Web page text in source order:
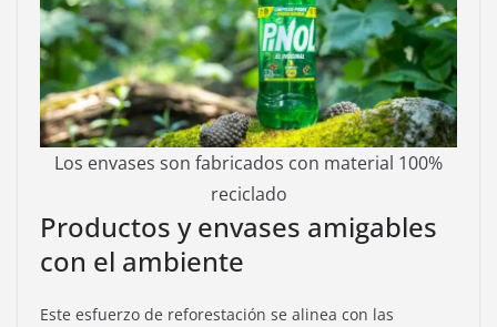
Los envases son fabricados con material 100%
reciclado
Productos y envases amigables
con el ambiente
Este esfuerzo de reforestación se alinea con las